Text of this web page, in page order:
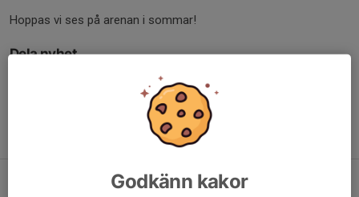
Hoppas vi ses på arenan i sommar!
Dela nyhet
Godkänn kakor